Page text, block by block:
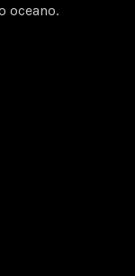
oceano.